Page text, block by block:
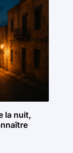
la nuit,